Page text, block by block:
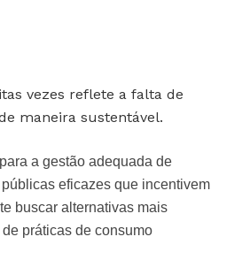
vezes reflete a falta de
maneira sustentável.
a gestão adequada de
eficazes que incentivem
buscar alternativas mais
práticas de consumo